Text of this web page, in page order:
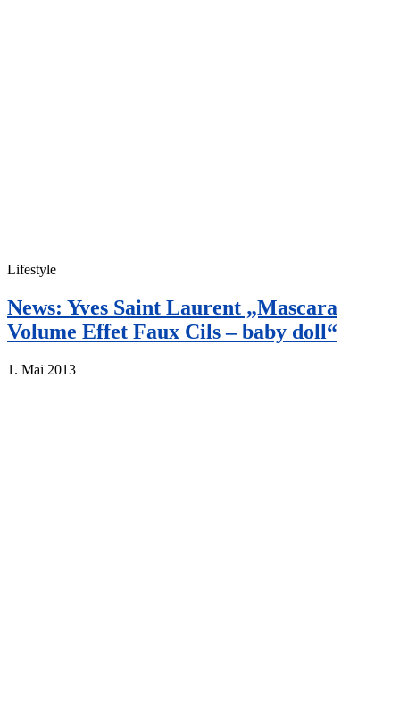
Lifestyle
News: Yves Saint Laurent „Mascara
Volume Effet Faux Cils – baby doll“
1. Mai 2013